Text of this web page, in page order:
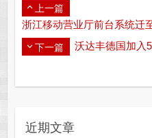
上一篇
浙江移动营业厅前台系统迁
下一篇 沃达丰德国加入
近期文章